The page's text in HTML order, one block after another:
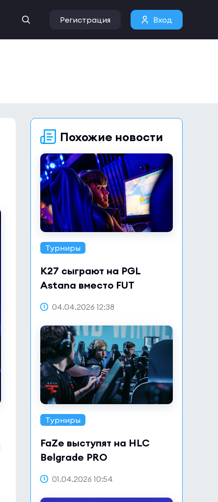
Регистрация Вход
Похожие новости
Турниры
K27 сыграют на PGL
Astana вместо FUT
04.04.2026 12:38
Турниры
FaZe выступят на HLC
Belgrade PRO
01.04.2026 10:54